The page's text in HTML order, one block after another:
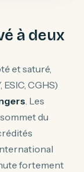
à deux
et saturé,
CGHS)
. Les
du
fortement